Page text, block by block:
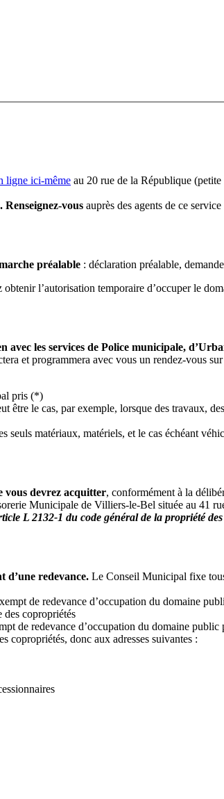
ligne ici-même au 20 rue de la République
vous auprès des agents de ce
préalable : déclaration préalable,
obtenir l’autorisation temporaire d’occuper le
les services de Police municipale,
et programmera avec vous un rendez-vous
pris (*)
être le cas, par exemple, lorsque des travaux,
seuls matériaux, matériels, et le cas échéant
vous devrez acquitter, conformément à la
Municipale de Villiers-le-Bel située au 41
L 2132-1 du code général de la propriété
d’une redevance. Le Conseil Municipal fixe
de redevance d’occupation du domaine
des copropriétés
de redevance d’occupation du domaine public
copropriétés, donc aux adresses suivantes :